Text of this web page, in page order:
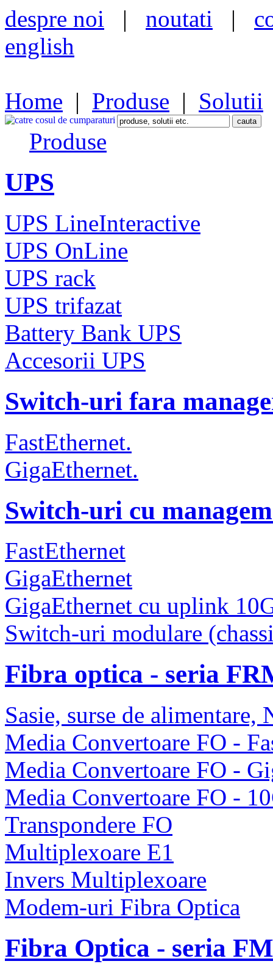
despre noi | noutati |
english
Home | Produse | Solutii
Produse
UPS
UPS LineInteractive
UPS OnLine
UPS rack
UPS trifazat
Battery Bank UPS
Accesorii UPS
Switch-uri fara
FastEthernet.
GigaEthernet.
Switch-uri cu
FastEthernet
GigaEthernet
GigaEthernet cu uplink
Switch-uri modulare
Fibra optica - seria
Sasie, surse de alimentare,
Media Convertoare FO -
Media Convertoare FO -
Media Convertoare FO -
Transpondere FO
Multiplexoare E1
Invers Multiplexoare
Modem-uri Fibra Optica
Fibra Optica - seria